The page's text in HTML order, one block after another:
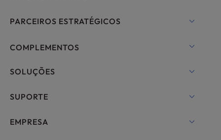
UltraStack ONE para WordPress
Hospedagem VPS
Servidores bare metal
Soluções de hospedagem corporativa
Nuvem RamNode
PARCEIROS ESTRATÉGICOS
OpenMetal Cloud IaaS
COMPLEMENTOS
Nomes de domínio
E-mail profissional
SOLUÇÕES
cPanel Hospedagem
SUPORTE
Bate-papo ao vivo
EMPRESA